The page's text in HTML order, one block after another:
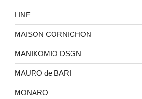
LINE
MAISON CORNICHON
MANIKOMIO DSGN
MAURO de BARI
MONARO